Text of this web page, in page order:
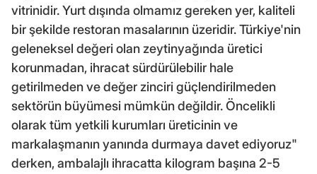
vitrinidir. Yurt dışında olmamız gereken yer, kaliteli
bir şekilde restoran masalarının üzeridir. Türkiye'nin
geleneksel değeri olan zeytinyağında üretici
korunmadan, ihracat sürdürülebilir hale
getirilmeden ve değer zinciri güçlendirilmeden
sektörün büyümesi mümkün değildir. Öncelikli
olarak tüm yetkili kurumları üreticinin ve
markalaşmanın yanında durmaya davet ediyoruz"
derken, ambalajlı ihracatta kilogram başına 2-5